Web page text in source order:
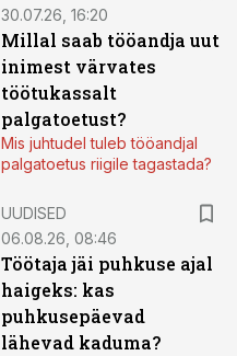
30.07.26, 16:20
Millal saab tööandja uut
inimest värvates
töötukassalt
palgatoetust?
Mis juhtudel tuleb tööandjal
palgatoetus riigile tagastada?
UUDISED
06.08.26, 08:46
Töötaja jäi puhkuse ajal
haigeks: kas
puhkusepäevad
lähevad kaduma?